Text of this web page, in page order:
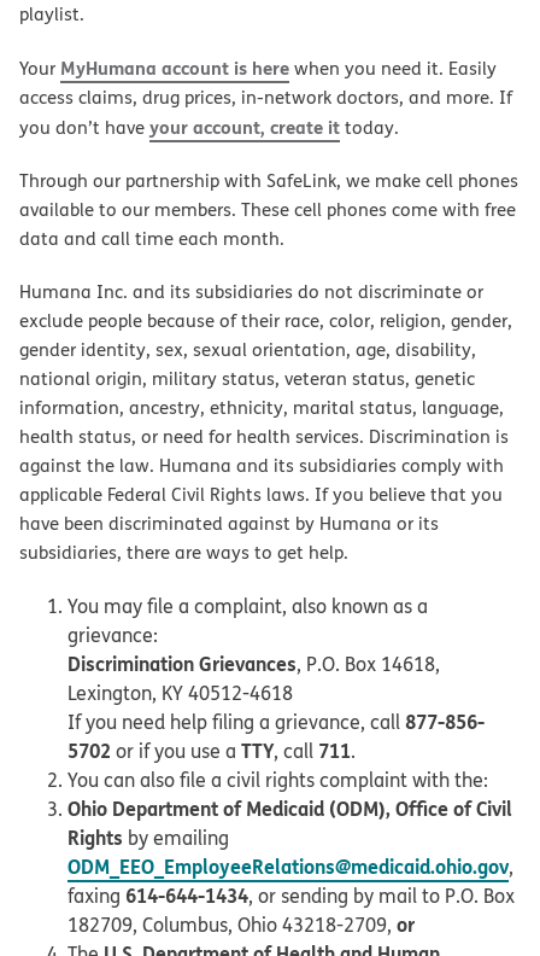
playlist.
Your MyHumana account is herewhen you need it. Easily
access claims, drug prices, in-network doctors, and more. If
you don’t haveyour account, create ittoday.
Through our partnership with SafeLink, we make cell phones
available to our members. These cell phones come with free
data and call time each month.
Humana Inc. and its subsidiaries do not discriminate or
exclude people because of their race, color, religion, gender,
gender identity, sex, sexual orientation, age, disability,
national origin, military status, veteran status, genetic
information, ancestry, ethnicity, marital status, language,
health status, or need for health services. Discrimination is
against the law. Humana and its subsidiaries comply with
applicable Federal Civil Rights laws. If you believe that you
have been discriminated against by Humana or its
subsidiaries, there are ways to get help.
You may file a complaint, also known as a
grievance:
Discrimination Grievances, P.O. Box 14618,
Lexington, KY 40512-4618
If you need help filing a grievance, call877-856-
5702 or if you use a TTY, call 711.
You can also file a civil rights complaint with the:
Ohio Department of Medicaid (ODM), Office of Civil
Rights by emailing
ODM_EEO_EmployeeRelations@medicaid.ohio.gov,
faxing 614-644-1434, or sending by mail to P.O. Box
182709, Columbus, Ohio 43218-2709, or